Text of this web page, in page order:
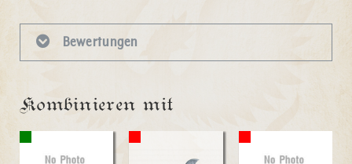
Bewertungen
Kombinieren mit